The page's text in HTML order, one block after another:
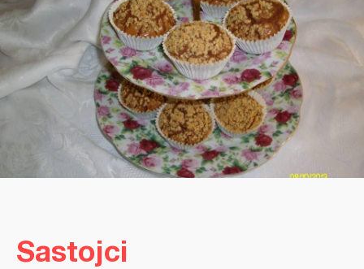
Sastojci